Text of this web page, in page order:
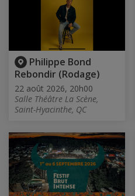
Philippe Bond
Rebondir (Rodage)
22 août 2026, 20h00
Salle Théâtre La Scène,
Saint-Hyacinthe, QC